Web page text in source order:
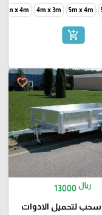
5m x 4m
4m x 3m
6m x 4m
add_shopping_cart
favorite_border
13000 ريال
لتحميل الادوات